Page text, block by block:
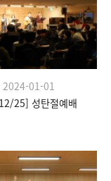
2024-01-01
25] 성탄절예배